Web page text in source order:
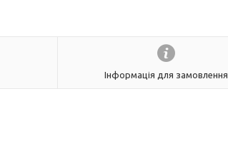
Інформація для замовлення